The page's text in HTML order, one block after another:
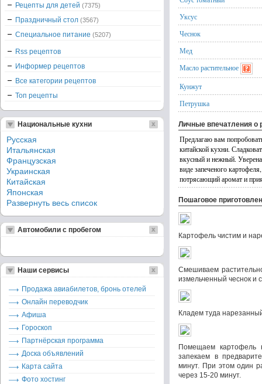
Уксус
Чеснок
Мед
Масло растительное
Кунжут
Петрушка
Личные впечатления о
Предлагаю вам
китайской кухни.
вкусный и нежный.
виде запеченого
потрясающий аромат и
Пошаговое
Картофель чистим и
Смешиваем
измельченный чеснок и
Кладем туда
Помещаем картофель
запекаем в
минут. При этом один
через 15-20 минут.
Рецепты для детей (7375)
Праздничный стол (3567)
Специальное питание (5207)
Rss рецептов
Информер рецептов
Все категории рецептов
Топ рецепты
Национальные кухни
Русская
Итальянская
Французская
Украинская
Китайская
Японская
Развернуть весь список
Автомобили с пробегом
Наши сервисы
Продажа авиабилетов, бронь отелей
Онлайн переводчик
Афиша
Гороскоп
Партнёрская программа
Доска объявлений
Карта сайта
Фото хостинг